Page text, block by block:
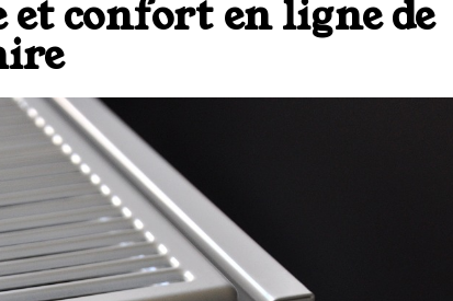
et confort en ligne de